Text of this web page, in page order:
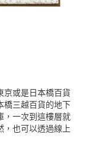
京或是日本橋百貨
橋三越百貨的地下
，一次到這樓層就
，也可以透過線上